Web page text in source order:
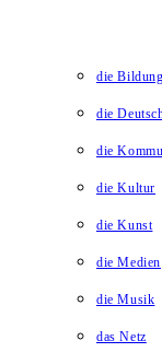
die Bildung
die
die
die Kultur
die Kunst
die Medien
die Musik
das Netz